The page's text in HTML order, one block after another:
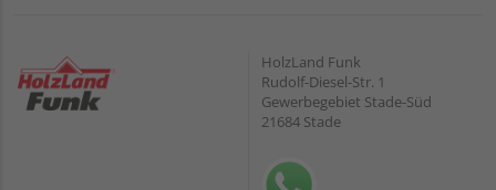
HolzLand Funk
Rudolf-Diesel-Str. 1
Gewerbegebiet Stade-Süd
21684 Stade